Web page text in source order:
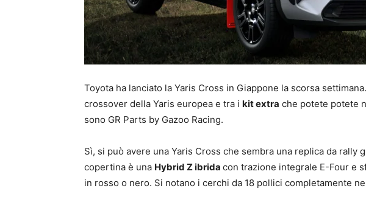
Toyota ha lanciato la Yaris Cross in Giappone la scorsa
crossover della Yaris europea e tra i kit extra che potete potete
sono GR Parts by Gazoo Racing.
Sì, si può avere una Yaris Cross che sembra una replica da rally
copertina è una Hybrid Z ibrida con trazione integrale E-Four e
in rosso o nero. Si notano i cerchi da 18 pollici completamente